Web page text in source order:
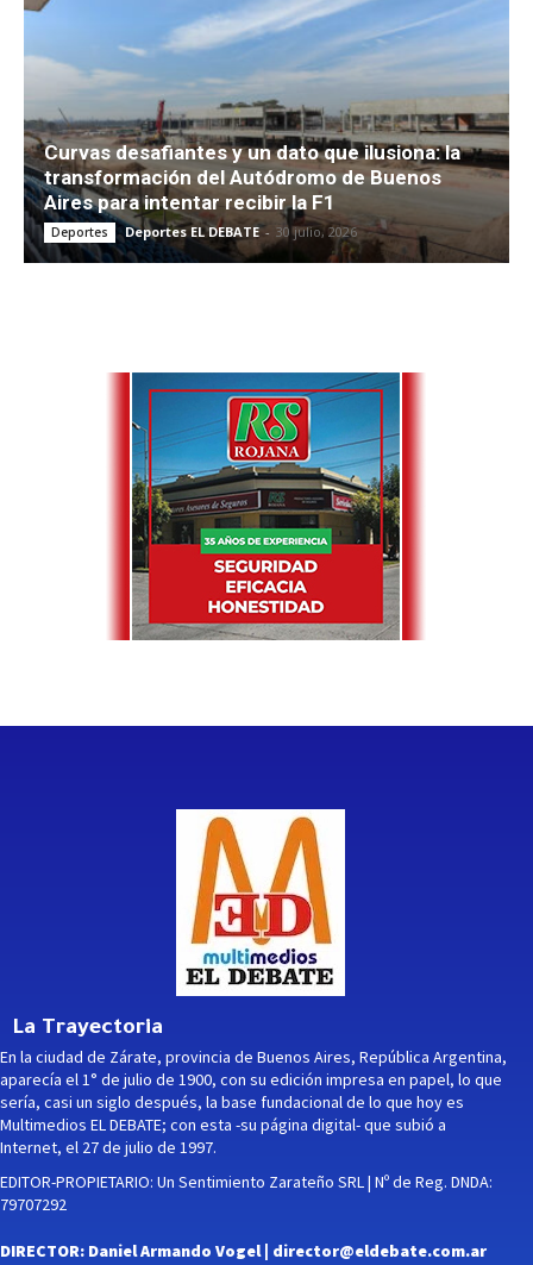
Curvas desafiantes y un dato que ilusiona: la
transformación del Autódromo de Buenos
Aires para intentar recibir la F1
Deportes Deportes EL DEBATE - 30 julio, 2026
La Trayectoria
En la ciudad de Zárate, provincia de Buenos Aires, República Argentina,
aparecía el 1° de julio de 1900, con su edición impresa en papel, lo que
sería, casi un siglo después, la base fundacional de lo que hoy es
Multimedios EL DEBATE; con esta -su página digital- que subió a
Internet, el 27 de julio de 1997.
EDITOR-PROPIETARIO: Un Sentimiento Zarateño SRL | Nº de Reg. DNDA:
79707292
DIRECTOR: Daniel Armando Vogel | director@eldebate.com.ar